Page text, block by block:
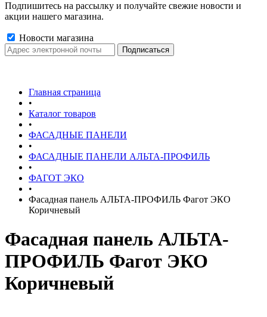
Подпишитесь на рассылку и получайте свежие новости и
акции нашего магазина.
Новости магазина
Главная страница
•
Каталог товаров
•
ФАСАДНЫЕ ПАНЕЛИ
•
ФАСАДНЫЕ ПАНЕЛИ АЛЬТА-ПРОФИЛЬ
•
ФАГОТ ЭКО
•
Фасадная панель АЛЬТА-ПРОФИЛЬ Фагот ЭКО
Коричневый
Фасадная панель АЛЬТА-
ПРОФИЛЬ Фагот ЭКО
Коричневый